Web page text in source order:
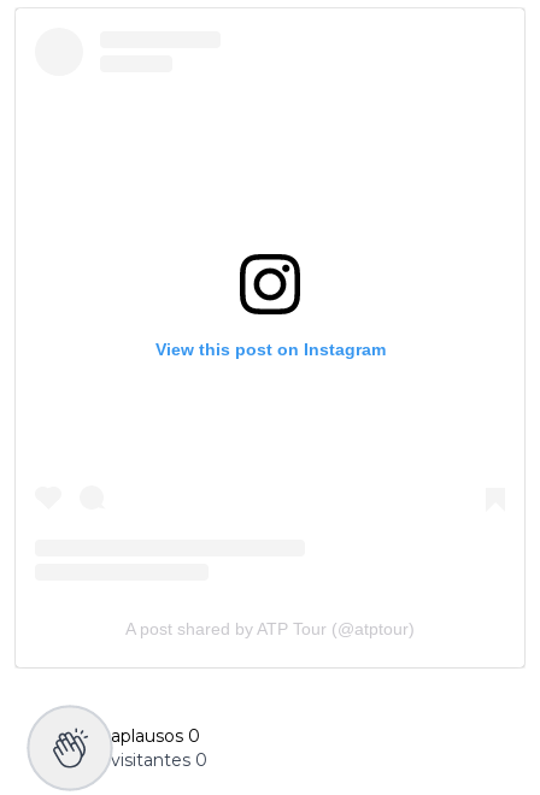
View this post on Instagram
A post shared by ATP Tour (@atptour)
aplausos 0
visitantes 0